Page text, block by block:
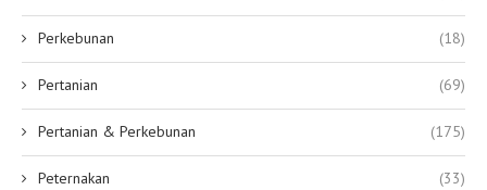
Perkebunan (18)
Pertanian (69)
Pertanian & Perkebunan (175)
Peternakan (33)